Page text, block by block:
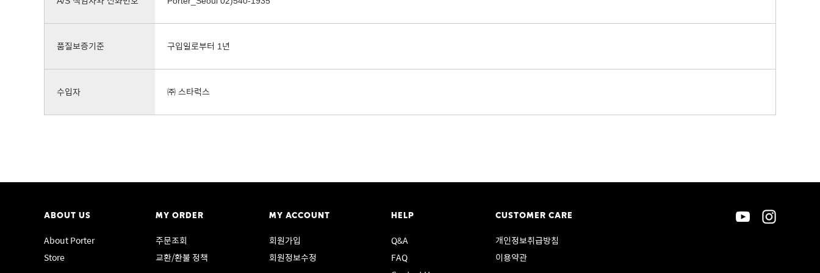
품질보증기준 구입일로부터 1년
수입자 ㈜ 스타럭스
ABOUT US
About Porter
Store
MY ORDER
주문조회
교환/환불 정책
MY ACCOUNT
회원가입
회원정보수정
HELP
Q&A
FAQ
CUSTOMER CARE
개인정보취급방침
이용약관